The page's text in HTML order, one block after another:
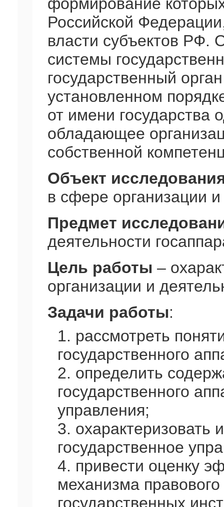
Российской
власти субъектов РФ.
системы
государственный
установленном
от имени государства
обладающее
собственной
Объект
в сфере организации
Предмет
деятельности
Цель работы –
организации и
Задачи работы:
1. рассмотреть
государственного
2. определить
государственного
управления;
3. охарактеризовать
государственное
4. привести оценку
механизма
государственных